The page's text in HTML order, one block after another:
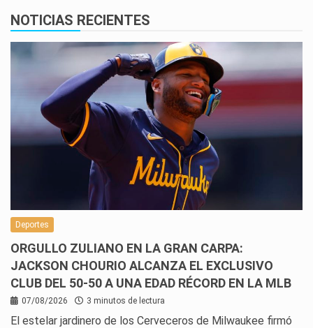
NOTICIAS RECIENTES
Deportes
ORGULLO ZULIANO EN LA GRAN CARPA:
JACKSON CHOURIO ALCANZA EL EXCLUSIVO
CLUB DEL 50-50 A UNA EDAD RÉCORD EN LA MLB
07/08/2026 3 minutos de lectura
El estelar jardinero de los Cerveceros de Milwaukee firmó